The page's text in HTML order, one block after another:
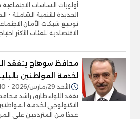
أولويات السياسات
الجديدة للتنمية الشاملة -
توسيع شبكات الأمان
الاقتصادية للفئات الأكثر
محافظ سوهاج يتفقد
لخدمة المواطنين
الأحد 29/مارس/2026 - 11:10 م
تفقد اللواء طارق راشد
التكنولوجي لخدمة المواطنين
عددًا من المترددين على